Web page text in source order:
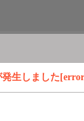
生しました
組